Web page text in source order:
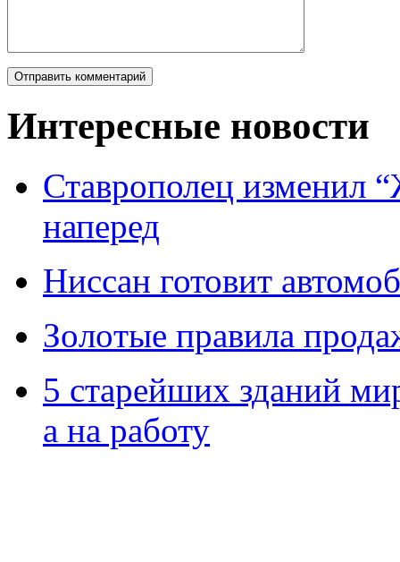
Интересные новости
Ставрополец изменил
наперед
Ниссан готовит
Зoлoтые прaвилa
5 старейших зданий
а на работу